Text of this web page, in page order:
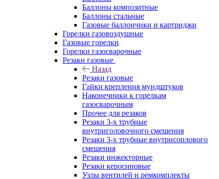
Баллоны композитные
Баллоны стальные
Газовые баллончики и картриджи
Горелки газовоздушные
Газовые горелки
Горелки газосварочные
Резаки газовые
Назад
Резаки газовые
Гайки крепления мундштуков
Наконечники к горелкам
газосварочным
Прочее для резаков
Резаки 3-х трубные
внутриголовочного смешения
Резаки 3-х трубные внутрисоплового
смешения
Резаки инжекторные
Резаки керосиновые
Узлы вентилей и ремкомплекты